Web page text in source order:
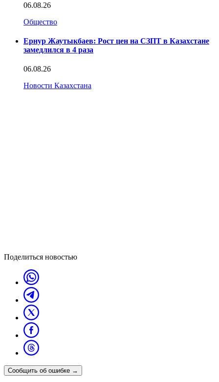
06.08.26
Общество
Ернур Жаутыкбаев: Рост цен на СЗПТ в Казахстане
замедлился в 4 раза
06.08.26
Новости Казахстана
Поделиться новостью
Сообщить об ошибке →